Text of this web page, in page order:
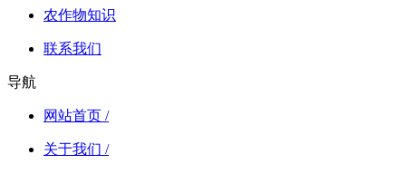
农作物知识
联系我们
导航
网站首页 /
关于我们 /